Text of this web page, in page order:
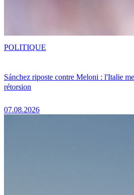
Sánchez riposte contre Meloni : l'Italie
rétorsion
07.08.2026
POLITIQUE